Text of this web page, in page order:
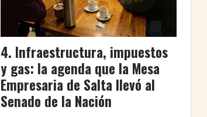
Infraestructura, impuestos
y gas: la agenda que la Mesa
Empresaria de Salta llevó al
Senado de la Nación